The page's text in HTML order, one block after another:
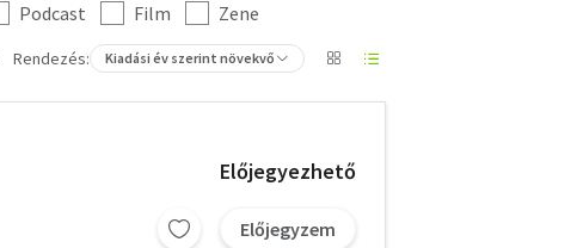
Podcast Film
Zene
Rendezés: Kiadási év szerint növekvő
Előjegyezhető
Előjegyzem